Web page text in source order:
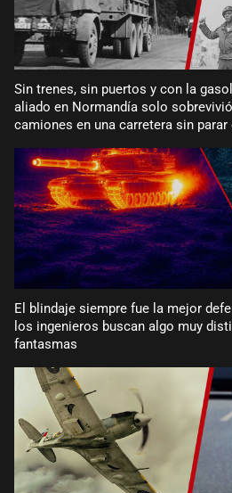
Sin trenes, sin puertos y con la
aliado en Normandía solo
camiones en una carretera sin parar
El blindaje siempre fue la mejor
los ingenieros buscan algo muy
fantasmas